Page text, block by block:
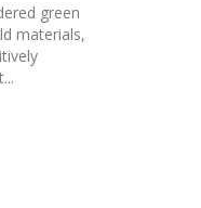
green
materials,